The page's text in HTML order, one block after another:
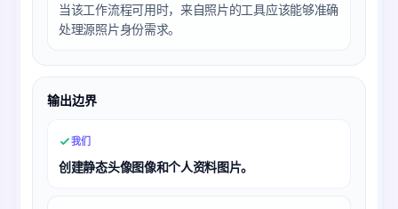
当该工作流程可用时，来自照片的工具应该能够准确
处理源照片身份需求。
输出边界
我们
创建静态头像图像和个人资料图片。